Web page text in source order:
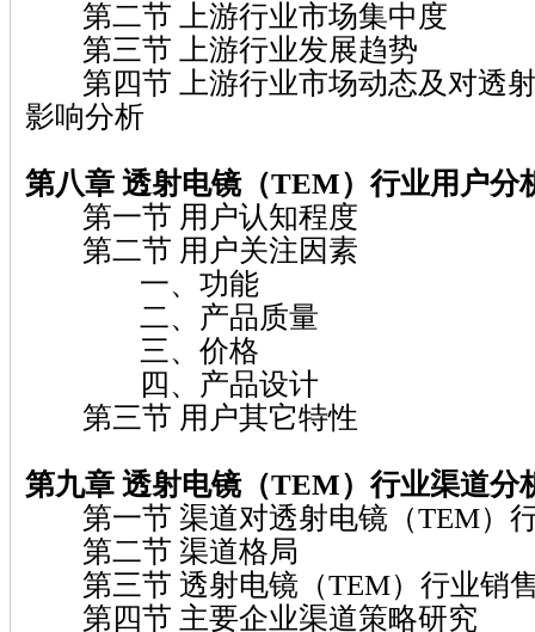
第二节 上游行业市场集中度
第三节 上游行业发展趋势
第四节 上游行业市场动态及对透
影响分析
第八章 透射电镜（TEM）行业用户分
第一节 用户认知程度
第二节 用户关注因素
一、功能
二、产品质量
三、价格
四、产品设计
第三节 用户其它特性
第九章 透射电镜（TEM）行业渠道分
第一节 渠道对透射电镜（TEM）
第二节 渠道格局
第三节 透射电镜（TEM）行业销
第四节 主要企业渠道策略研究